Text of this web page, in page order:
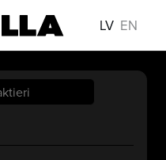
LV EN